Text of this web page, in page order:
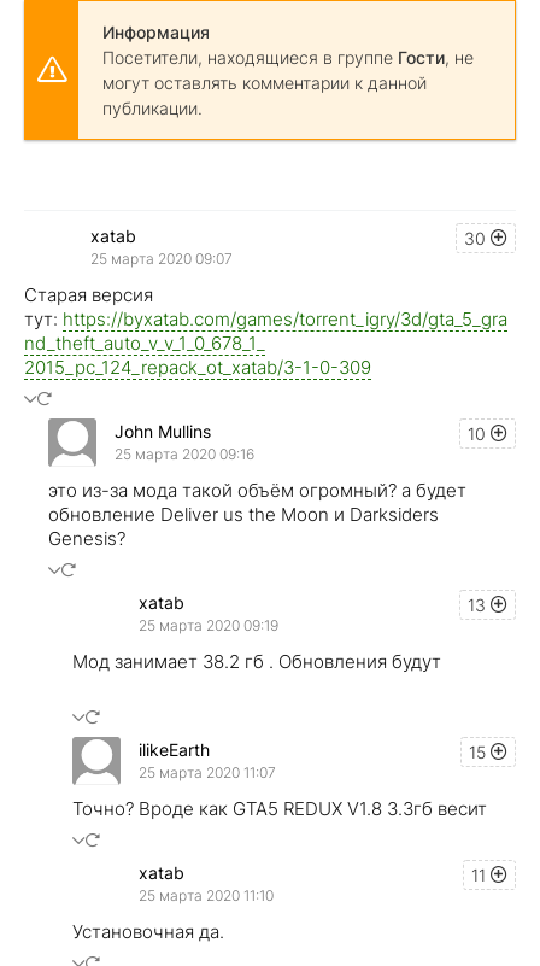
Информация
Посетители, находящиеся в группе Гости, не
могут оставлять комментарии к данной
публикации.
30
xatab
25 марта 2020 09:07
Старая версия
тут: https://byxatab.com/games/torrent_igry/3d/gta_5_gra
nd_theft_auto_v_v_1_0_678_1_
2015_pc_124_repack_ot_xatab/3-1-0-309
10
John Mullins
25 марта 2020 09:16
это из-за мода такой объём огромный? а будет
обновление Deliver us the Moon и Darksiders
Genesis?
13
xatab
25 марта 2020 09:19
Мод занимает 38.2 гб . Обновления будут
15
ilikeEarth
25 марта 2020 11:07
Точно? Вроде как GTA5 REDUX V1.8 3.3гб весит
11
xatab
25 марта 2020 11:10
Установочная да.